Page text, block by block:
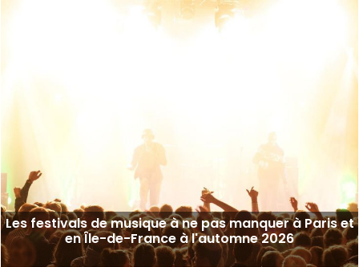
Les festivals de musique à ne pas manquer à Paris et
en Île-de-France à l'automne 2026